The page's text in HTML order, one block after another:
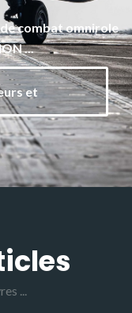
combat omnirole
...
et
...